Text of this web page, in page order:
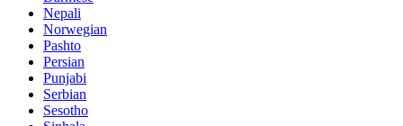
Nepali
Norwegian
Pashto
Persian
Punjabi
Serbian
Sesotho